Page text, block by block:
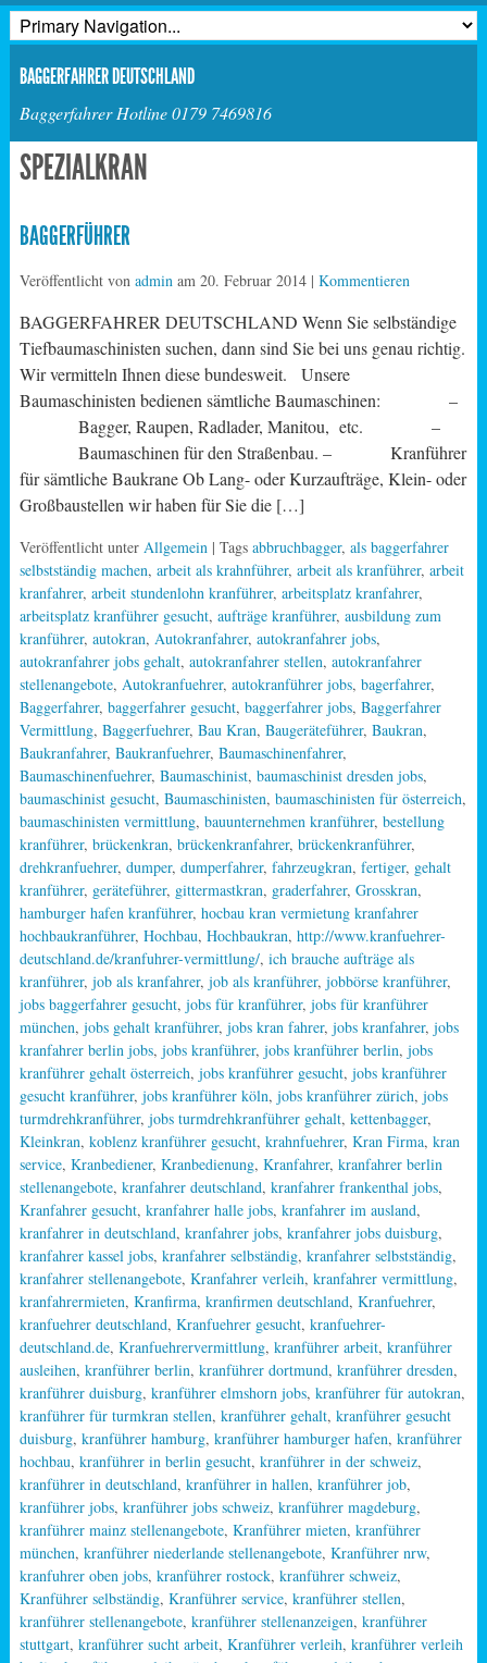
BAGGERFAHRER DEUTSCHLAND
Baggerfahrer Hotline 0179 7469816
SPEZIALKRAN
BAGGERFÜHRER
Veröffentlicht von adminam 20. Februar 2014| Kommentieren
BAGGERFAHRER DEUTSCHLAND Wenn Sie selbständige
Tiefbaumaschinisten suchen, dann sind Sie bei uns genau richtig.
Wir vermitteln Ihnen diese bundesweit. Unsere
Baumaschinisten bedienen sämtliche Baumaschinen: –
Bagger, Raupen, Radlader, Manitou, etc. –
Baumaschinen für den Straßenbau. – Kranführer
für sämtliche Baukrane Ob Lang- oder Kurzaufträge, Klein- oder
Großbaustellen wir haben für Sie die […]
Veröffentlicht unter Allgemein | Tags abbruchbagger, als baggerfahrer
selbstständig machen, arbeit als krahnführer, arbeit als kranführer, arbeit
kranfahrer, arbeit stundenlohn kranführer, arbeitsplatz kranfahrer,
arbeitsplatz kranführer gesucht, aufträge kranführer, ausbildung zum
kranführer, autokran, Autokranfahrer, autokranfahrer jobs,
autokranfahrer jobs gehalt, autokranfahrer stellen, autokranfahrer
stellenangebote, Autokranfuehrer, autokranführer jobs, bagerfahrer,
Baggerfahrer, baggerfahrer gesucht, baggerfahrer jobs, Baggerfahrer
Vermittlung, Baggerfuehrer, Bau Kran, Baugeräteführer, Baukran,
Baukranfahrer, Baukranfuehrer, Baumaschinenfahrer,
Baumaschinenfuehrer, Baumaschinist, baumaschinist dresden jobs,
baumaschinist gesucht, Baumaschinisten, baumaschinisten für österreich,
baumaschinisten vermittlung, bauunternehmen kranführer, bestellung
kranführer, brückenkran, brückenkranfahrer, brückenkranführer,
drehkranfuehrer, dumper, dumperfahrer, fahrzeugkran, fertiger, gehalt
kranführer, geräteführer, gittermastkran, graderfahrer, Grosskran,
hamburger hafen kranführer, hocbau kran vermietung kranfahrer
hochbaukranführer, Hochbau, Hochbaukran, http://www.kranfuehrer-
deutschland.de/kranfuhrer-vermittlung/, ich brauche aufträge als
kranführer, job als kranfahrer, job als kranführer, jobbörse kranführer,
jobs baggerfahrer gesucht, jobs für kranführer, jobs für kranführer
münchen, jobs gehalt kranführer, jobs kran fahrer, jobs kranfahrer, jobs
kranfahrer berlin jobs, jobs kranführer, jobs kranführer berlin, jobs
kranführer gehalt österreich, jobs kranführer gesucht, jobs kranführer
gesucht kranführer, jobs kranführer köln, jobs kranführer zürich, jobs
turmdrehkranführer, jobs turmdrehkranführer gehalt, kettenbagger,
Kleinkran, koblenz kranführer gesucht, krahnfuehrer, Kran Firma, kran
service, Kranbediener, Kranbedienung, Kranfahrer, kranfahrer berlin
stellenangebote, kranfahrer deutschland, kranfahrer frankenthal jobs,
Kranfahrer gesucht, kranfahrer halle jobs, kranfahrer im ausland,
kranfahrer in deutschland, kranfahrer jobs, kranfahrer jobs duisburg,
kranfahrer kassel jobs, kranfahrer selbständig, kranfahrer selbstständig,
kranfahrer stellenangebote, Kranfahrer verleih, kranfahrer vermittlung,
kranfahrermieten, Kranfirma, kranfirmen deutschland, Kranfuehrer,
kranfuehrer deutschland, Kranfuehrer gesucht, kranfuehrer-
deutschland.de, Kranfuehrervermittlung, kranführer arbeit, kranführer
ausleihen, kranführer berlin, kranführer dortmund, kranführer dresden,
kranführer duisburg, kranführer elmshorn jobs, kranführer für autokran,
kranführer für turmkran stellen, kranführer gehalt, kranführer gesucht
duisburg, kranführer hamburg, kranführer hamburger hafen, kranführer
hochbau, kranführer in berlin gesucht, kranführer in der schweiz,
kranführer in deutschland, kranführer in hallen, kranführer job,
kranführer jobs, kranführer jobs schweiz, kranführer magdeburg,
kranführer mainz stellenangebote, Kranführer mieten, kranführer
münchen, kranführer niederlande stellenangebote, Kranführer nrw,
kranfuhrer oben jobs, kranführer rostock, kranführer schweiz,
Kranführer selbständig, Kranführer service, kranführer stellen,
kranführer stellenangebote, kranführer stellenanzeigen, kranführer
stuttgart, kranführer sucht arbeit, Kranführer verleih, kranführer verleih